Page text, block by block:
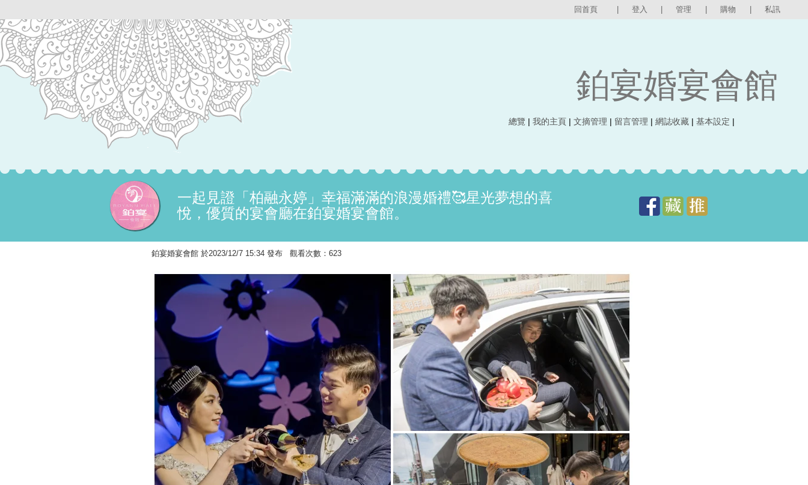
回首頁 登入 管理 購物 私訊
鉑宴婚宴會館
總覽 | 我的主頁 | 文摘管理 | 留言管理 | 網誌收藏 | 基本設定 |
一起見證「柏融永婷」幸福滿滿的浪漫婚禮🥰星光夢想的喜
悅，優質的宴會廳在鉑宴婚宴會館。
鉑宴婚宴會館 於2023/12/7 15:34 發布 觀看次數：623